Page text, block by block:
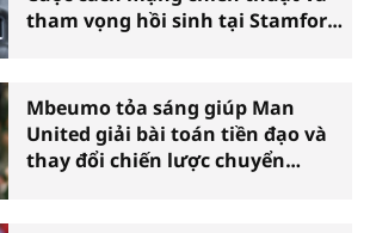
tham vọng hồi sinh tại Stamford
Mbeumo tỏa sáng giúp Man
United giải bài toán tiền đạo và
thay đổi chiến lược chuyển